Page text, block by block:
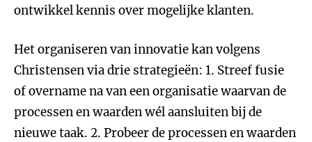
ontwikkel kennis over mogelijke klanten.
Het organiseren van innovatie kan volgens
Christensen via drie strategieën: 1. Streef fusie
of overname na van een organisatie waarvan de
processen en waarden wél aansluiten bij de
nieuwe taak. 2. Probeer de processen en waarden